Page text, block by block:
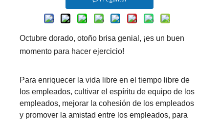
Octubre dorado, otoño brisa genial, ¡es un buen
momento para hacer ejercicio!
Para enriquecer la vida libre en el tiempo libre de
los empleados, cultivar el espíritu de equipo de los
empleados, mejorar la cohesión de los empleados
y promover la amistad entre los empleados, para